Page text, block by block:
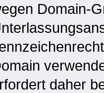
Domain-
daher